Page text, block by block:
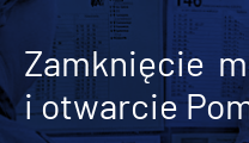
Zamknięcie
i otwarcie